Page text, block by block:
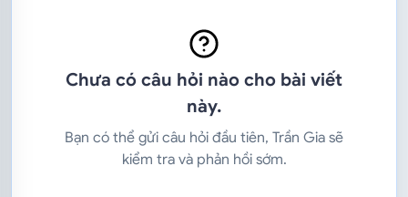
Chưa có câu hỏi nào cho bài viết
này.
Bạn có thể gửi câu hỏi đầu tiên, Trần Gia sẽ
kiểm tra và phản hồi sớm.